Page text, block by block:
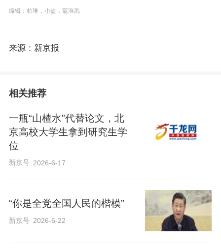
编辑：柏琳，小盐，寇淮禹
来源：新京报
相关推荐
一瓶“山楂水”代替论文，北
京高校大学生拿到研究生学
位
新京号 2026-6-17
“你是全党全国人民的楷模”
新京号 2026-6-22